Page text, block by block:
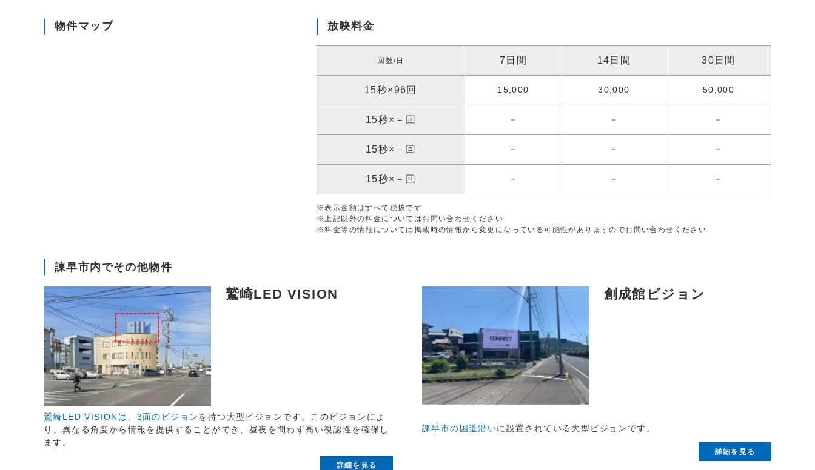
物件マップ 放映料金
回数/日 7日間 14日間 30日間
15秒×96回 15,000 30,000 50,000
15秒×－回 － － －
15秒×－回 － － －
15秒×－回 － － －
※表示金額はすべて税抜です
※上記以外の料金についてはお問い合わせください
※料金等の情報については掲載時の情報から変更になっている可能性がありますのでお問い合わせください
諫早市内でその他物件
鷲崎LED VISION
鷲崎LED VISIONは、3面のビジョンを持つ大型ビジョンです。このビジョンによ
り、異なる角度から情報を提供することができ、昼夜を問わず高い視認性を確保し
ます。
詳細を見る
創成館ビジョン
諫早市の国道沿いに設置されている大型ビジョンです。
詳細を見る